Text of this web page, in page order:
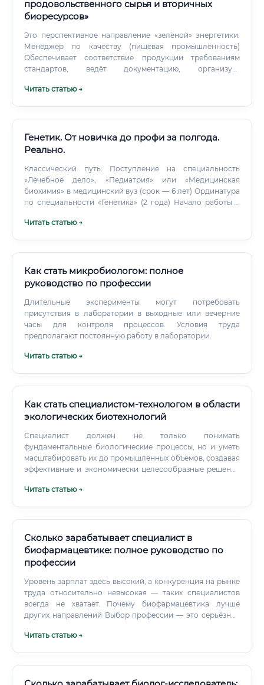
продовольственного сырья и вторичных
биоресурсов»
Это перспективное направление «зелёной» энергетики.
Менеджер по качеству (пищевая промышленность)
Обеспечивает соответствие продукции требованиям
стандартов, ведёт документацию, организует
Читать статью →
Генетик. От новичка до профи за полгода.
Реально.
Классический путь: Поступление на специальность
«Лечебное дело», «Педиатрия» или «Медицинская
биохимия» в медицинский вуз (срок — 6 лет) Ординатура
по специальности «Генетика» (2 года) Начало работы в
Альтернативный путь (через биологическое
повышения квалификации по узкой специализации
Трудоустройство в НИИ, биотех-компанию или
профессиональную переподготовку: Для специалистов с
профильным высшим образованием (медики, биологи,
химики) возможно прохождение курсов
профессиональной переподготовки сроком от 4 до 12
вопрос: «От новичка до профи за полгода — реально?»
Читать статью →
Как стать микробиологом: полное
руководство по профессии
Длительные эксперименты могут потребовать
присутствия в лаборатории в выходные или вечерние
часы для контроля процессов. Условия труда
предполагают постоянную работу в лаборатории.
Читать статью →
Как стать специалистом-технологом в области
экологических биотехнологий
Специалист должен не только понимать
фундаментальные биологические процессы, но и уметь
масштабировать их до промышленных объемов, создавая
эффективные и экономически целесообразные решения
государственных природоохранных организаций.
места работы – будь то научно-исследовательский
институт, промышленное предприятие или
инжиниринговая компания.
Читать статью →
Сколько зарабатывает специалист в
биофармацевтике: полное руководство по
профессии
Уровень зарплат здесь высокий, а конкуренция на рынке
труда относительно невысокая — таких специалистов
всегда не хватает. Почему биофармацевтика лучше
других направлений Выбор профессии — это серьёзное
биофармацевтика выгодно отличается от других, на
Читать статью →